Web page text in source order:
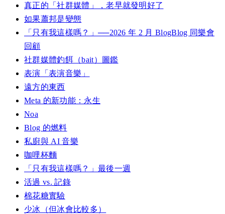
真正的「社群媒體」，老早就發明好了
如果蕭邦是變態
「只有我這樣嗎？」──2026 年 2 月 BlogBlog 同樂會
回顧
社群媒體釣餌（bait）圖鑑
表演「表演音樂」
遠方的東西
Meta 的新功能：永生
Noa
Blog 的燃料
私廚與 AI 音樂
咖哩杯麵
「只有我這樣嗎？」最後一週
活過 vs. 記錄
棉花糖實驗
少冰（但冰會比較多）